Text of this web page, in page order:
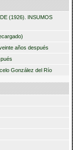
(1926). INSUMOS
años después
González del Río